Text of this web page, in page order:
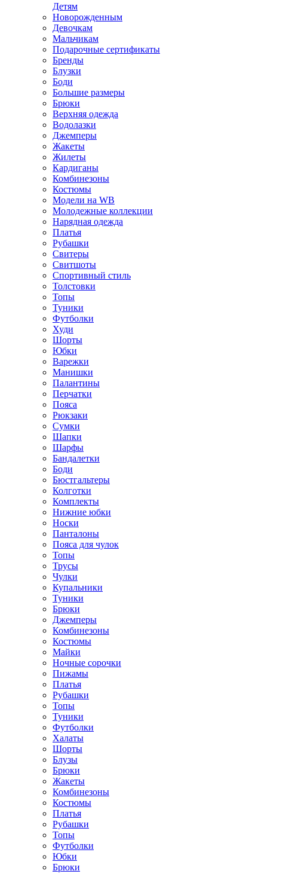
Детям
Новорожденным
Девочкам
Мальчикам
Подарочные сертификаты
Бренды
Блузки
Боди
Большие размеры
Брюки
Верхняя одежда
Водолазки
Джемперы
Жакеты
Жилеты
Кардиганы
Комбинезоны
Костюмы
Модели на WB
Молодежные коллекции
Нарядная одежда
Платья
Рубашки
Свитеры
Свитшоты
Спортивный стиль
Толстовки
Топы
Туники
Футболки
Худи
Шорты
Юбки
Варежки
Манишки
Палантины
Перчатки
Пояса
Рюкзаки
Сумки
Шапки
Шарфы
Бандалетки
Боди
Бюстгальтеры
Колготки
Комплекты
Нижние юбки
Носки
Панталоны
Поясa для чулок
Топы
Трусы
Чулки
Купальники
Туники
Брюки
Джемперы
Комбинезоны
Костюмы
Майки
Ночные сорочки
Пижамы
Платья
Рубашки
Топы
Туники
Футболки
Халаты
Шорты
Блузы
Брюки
Жакеты
Комбинезоны
Костюмы
Платья
Рубашки
Топы
Футболки
Юбки
Брюки